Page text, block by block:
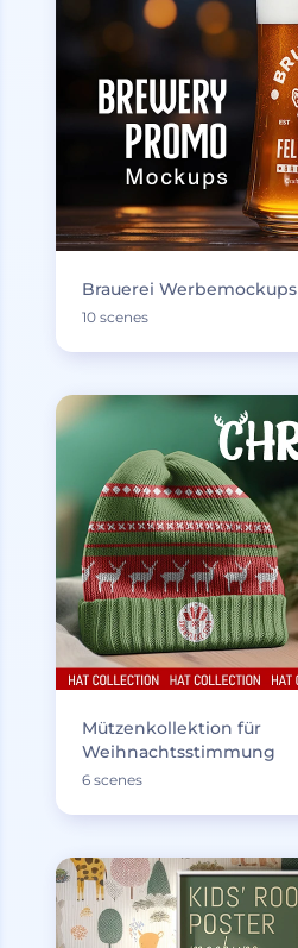
Brauerei Werbemockups
10 scenes
Mützenkollektion für
Weihnachtsstimmung
6 scenes